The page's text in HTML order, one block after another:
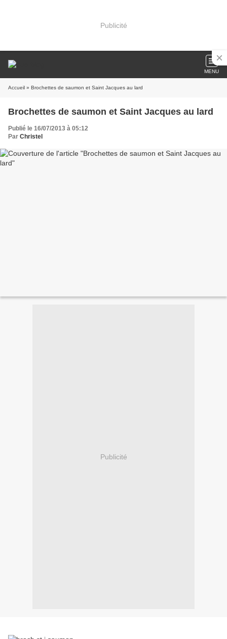
Publicité
MENU
Accueil » Brochettes de saumon et Saint Jacques au lard
Brochettes de saumon et Saint Jacques au lard
Publié le 16/07/2013 à 05:12
Par Christel
Publicité